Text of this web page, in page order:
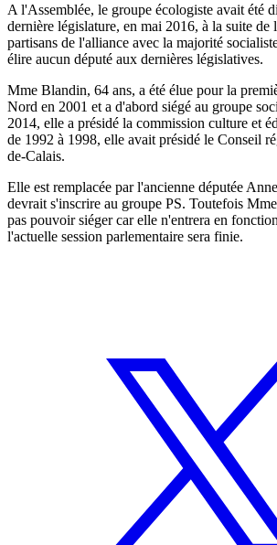
A l'Assemblée, le groupe écologiste avait été
dernière législature, en mai 2016, à la suite de
partisans de l'alliance avec la majorité
élire aucun député aux dernières législatives.
Mme Blandin, 64 ans, a été élue pour la
Nord en 2001 et a d'abord siégé au groupe
2014, elle a présidé la commission culture et
de 1992 à 1998, elle avait présidé le Conseil
de-Calais.
Elle est remplacée par l'ancienne députée
devrait s'inscrire au groupe PS. Toutefois
pas pouvoir siéger car elle n'entrera en
l'actuelle session parlementaire sera finie.